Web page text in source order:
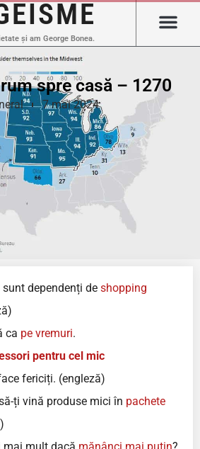
și am George Bonea.
spre casă – 1270
7 mai 2024
dependenți de shopping
ca pe vremuri.
pentru cel mic
fericiți. (engleză)
ți vină produse mici în pachete